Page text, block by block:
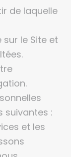
de laquelle
sur le Site et
suivantes :
et les